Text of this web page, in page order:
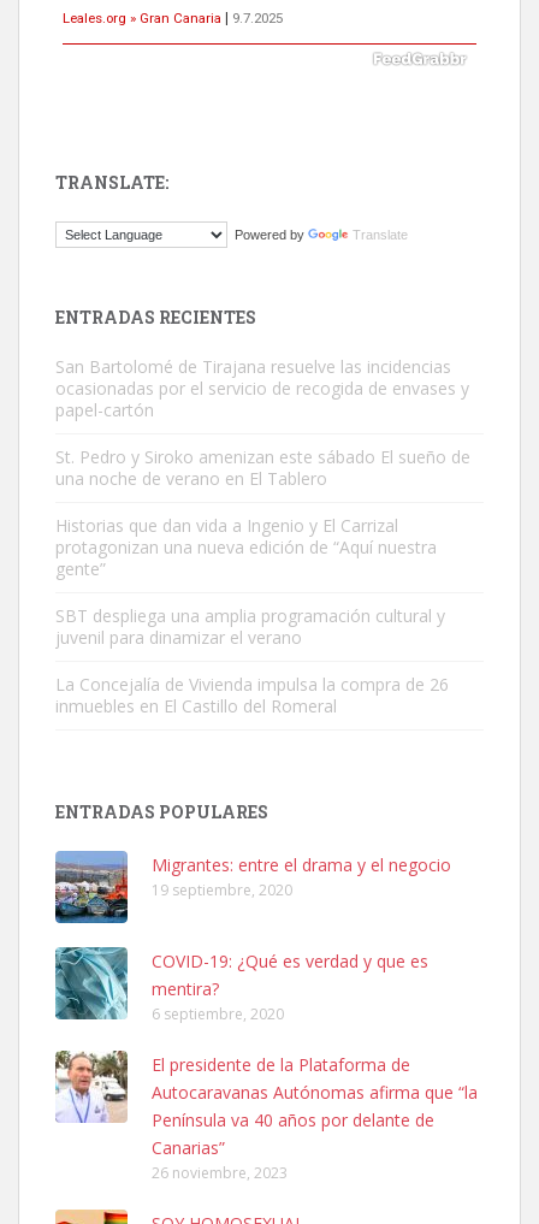
Leales.org » Gran Canaria
9.7.2025
Este gato macho ha aparecido en la calle hace menos de un mes,
Busco adopción responsable para mi perra. Pastor alemán,
hembra, 4 años. Por motivos personales ...
Leales.org » Gran Canaria
Leales.org » Gran Canaria
Ninfa perdida
El día 5 se los perdió una ninfa papillera, asustada tiene miedo a la
calle, se perdió por la zon...
Leales.org » Gran Canaria
6.7.2025
TRANSLATE:
Powered by Translate
ENTRADAS RECIENTES
San Bartolomé de Tirajana resuelve las incidencias
ocasionadas por el servicio de recogida de envases y
papel-cartón
St. Pedro y Siroko amenizan este sábado El sueño de
una noche de verano en El Tablero
Historias que dan vida a Ingenio y El Carrizal
protagonizan una nueva edición de “Aquí nuestra
gente”
SBT despliega una amplia programación cultural y
juvenil para dinamizar el verano
La Concejalía de Vivienda impulsa la compra de 26
inmuebles en El Castillo del Romeral
ENTRADAS POPULARES
Migrantes: entre el drama y el negocio
19 septiembre, 2020
COVID-19: ¿Qué es verdad y que es
mentira?
6 septiembre, 2020
El presidente de la Plataforma de
Autocaravanas Autónomas afirma que “la
Península va 40 años por delante de
Canarias”
26 noviembre, 2023